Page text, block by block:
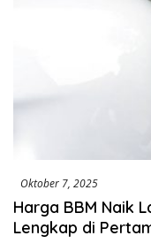
Oktober 7, 2025
Harga BBM Naik
Lengkap di